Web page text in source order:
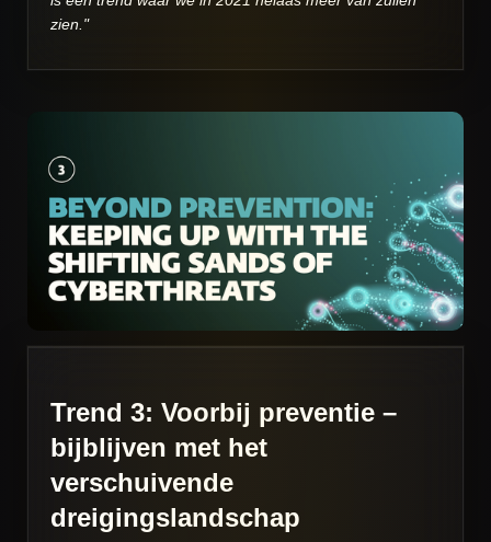
zien."
Trend 3: Voorbij preventie –
bijblijven met het
verschuivende
dreigingslandschap